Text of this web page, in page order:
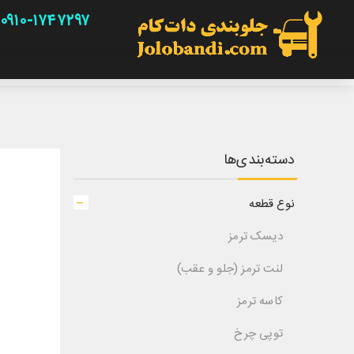
۰۹۱۰-۱۷۴۷۲۹۷
دسته‌بندی‌ها
نوع قطعه
دیسک ترمز
لنت ترمز (جلو و عقب)
کاسه ترمز
توپی چرخ